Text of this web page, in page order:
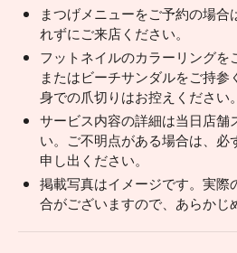
まつげメニューをご予約の場合
れずにご来店ください。
フットネイルのカラーリングを
またはビーチサンダルをご持参
身での爪切りはお控えください。
サービス内容の詳細は当日店舗
い。ご不明点がある場合は、必
申し出ください。
掲載写真はイメージです。実際
合がございますので、あらかじ